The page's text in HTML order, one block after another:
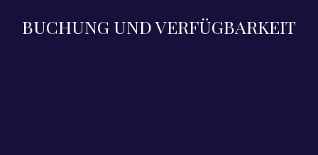
BUCHUNG UND VERFÜGBARKEIT